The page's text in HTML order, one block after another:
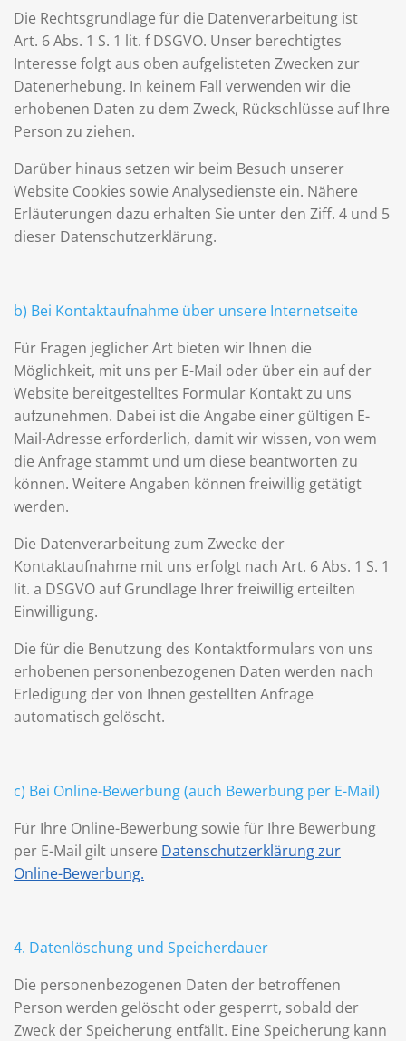
Die Rechtsgrundlage für die Datenverarbeitung ist
Art. 6 Abs. 1 S. 1 lit. f DSGVO. Unser berechtigtes
Interesse folgt aus oben aufgelisteten Zwecken zur
Datenerhebung. In keinem Fall verwenden wir die
erhobenen Daten zu dem Zweck, Rückschlüsse auf Ihre
Person zu ziehen.
Darüber hinaus setzen wir beim Besuch unserer
Website Cookies sowie Analysedienste ein. Nähere
Erläuterungen dazu erhalten Sie unter den Ziff. 4 und 5
dieser Datenschutzerklärung.
b) Bei Kontaktaufnahme über unsere Internetseite
Für Fragen jeglicher Art bieten wir Ihnen die
Möglichkeit, mit uns per E-Mail oder über ein auf der
Website bereitgestelltes Formular Kontakt zu uns
aufzunehmen. Dabei ist die Angabe einer gültigen E-
Mail-Adresse erforderlich, damit wir wissen, von wem
die Anfrage stammt und um diese beantworten zu
können. Weitere Angaben können freiwillig getätigt
werden.
Die Datenverarbeitung zum Zwecke der
Kontaktaufnahme mit uns erfolgt nach Art. 6 Abs. 1 S. 1
lit. a DSGVO auf Grundlage Ihrer freiwillig erteilten
Einwilligung.
Die für die Benutzung des Kontaktformulars von uns
erhobenen personenbezogenen Daten werden nach
Erledigung der von Ihnen gestellten Anfrage
automatisch gelöscht.
c) Bei Online-Bewerbung (auch Bewerbung per E-Mail)
Für Ihre Online-Bewerbung sowie für Ihre Bewerbung
per E-Mail gilt unsere Datenschutzerklärung zur
Online-Bewerbung.
4. Datenlöschung und Speicherdauer
Die personenbezogenen Daten der betroffenen
Person werden gelöscht oder gesperrt, sobald der
Zweck der Speicherung entfällt. Eine Speicherung kann